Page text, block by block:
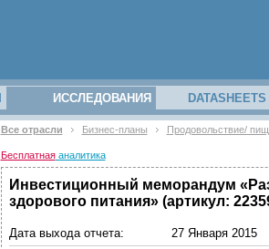
ИССЛЕДОВАНИЯ DATASHEETS
Все отрасли Бизнес-планы Продовольствие/
Бесплатнаяаналитика
Инвестиционный меморандум
здорового питания» (артикул:
Дата выхода отчета:
27 Января 2015